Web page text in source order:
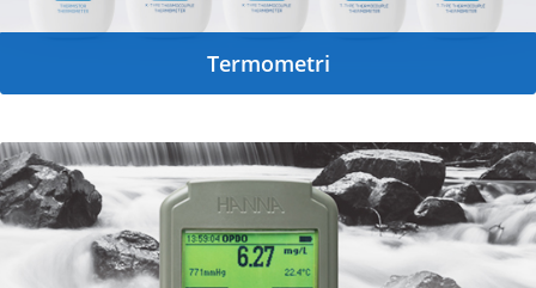
Termometri